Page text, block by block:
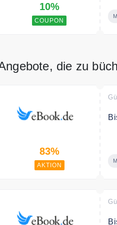
10%
COUPON
die zu
83%
AKTION